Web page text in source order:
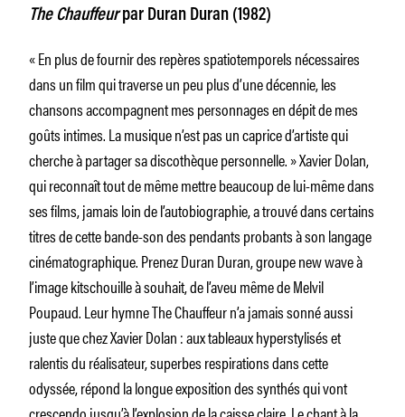
The Chauffeurpar Duran Duran (1982)
« En plus de fournir des repères spatiotemporels nécessaires
dans un film qui traverse un peu plus d’une décennie, les
chansons accompagnent mes personnages en dépit de mes
goûts intimes. La musique n’est pas un caprice d’artiste qui
cherche à partager sa discothèque personnelle. » Xavier Dolan,
qui reconnaît tout de même mettre beaucoup de lui-même dans
ses films, jamais loin de l’autobiographie, a trouvé dans certains
titres de cette bande-son des pendants probants à son langage
cinématographique. Prenez Duran Duran, groupe new wave à
l’image kitschouille à souhait, de l’aveu même de Melvil
Poupaud. Leur hymne The Chauffeur n’a jamais sonné aussi
juste que chez Xavier Dolan : aux tableaux hyperstylisés et
ralentis du réalisateur, superbes respirations dans cette
odyssée, répond la longue exposition des synthés qui vont
crescendo jusqu’à l’explosion de la caisse claire. Le chant à la